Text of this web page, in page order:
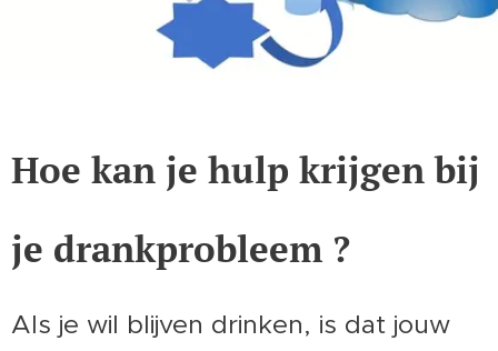
Hoe kan je hulp krijgen bij
je drankprobleem ?
Als je wil blijven drinken, is dat jouw